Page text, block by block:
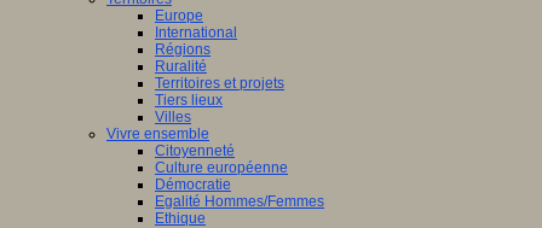
Europe
International
Régions
Ruralité
Territoires et projets
Tiers lieux
Villes
Vivre ensemble
Citoyenneté
Culture européenne
Démocratie
Egalité Hommes/Femmes
Ethique